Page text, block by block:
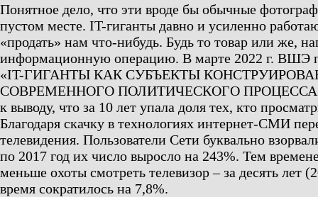
Понятное дело, что эти вроде бы обычные
пустом месте. IT-гиганты давно и усиленно
«продать» нам что-нибудь. Будь то товар или же,
информационную операцию. В марте 2022 г. ВШЭ
«IT-ГИГАНТЫ КАК СУБЪЕКТЫ
СОВРЕМЕННОГО ПОЛИТИЧЕСКОГО ПРОЦЕССА»,
к выводу, что за 10 лет упала доля тех, кто
Благодаря скачку в технологиях интернет-СМИ
телевидения. Пользователи Сети буквально
по 2017 год их число выросло на 243%. Тем
меньше охоты смотреть телевизор – за десять лет
время сократилось на 7,8%.